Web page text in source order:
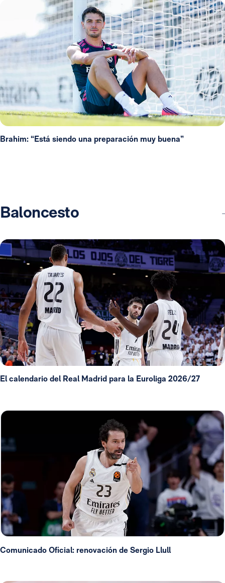
Brahim: “Está siendo una preparación muy buena”
Baloncesto
El calendario del Real Madrid para la Euroliga 2026/27
Comunicado Oficial: renovación de Sergio Llull